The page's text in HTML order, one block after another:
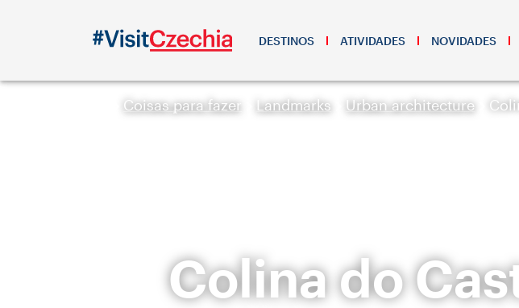
DESTINOS ATIVIDADES NOVIDADES
Coisas para fazer Landmarks Urban architecture
Colina do